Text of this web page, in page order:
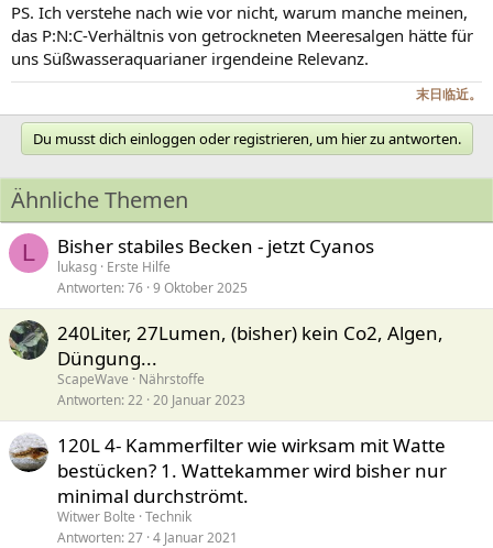
PS. Ich verstehe nach wie vor nicht, warum manche meinen,
das P:N:C-Verhältnis von getrockneten Meeresalgen hätte für
uns Süßwasseraquarianer irgendeine Relevanz.
末日临近。
Du musst dich einloggen oder registrieren, um hier zu antworten.
Ähnliche Themen
L Bisher stabiles Becken - jetzt Cyanos
lukasg Erste Hilfe
Antworten 76 9 Oktober 2025
240Liter, 27Lumen, (bisher) kein Co2, Algen,
Düngung...
ScapeWave
Nährstoffe
Antworten 22 20 Januar 2023
120L 4- Kammerfilter wie wirksam mit Watte
bestücken? 1. Wattekammer wird bisher nur
minimal durchströmt.
Witwer Bolte Technik
Antworten 27 4 Januar 2021